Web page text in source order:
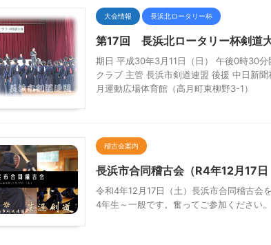
大会情報 長浜北ロータリー杯
第17回 長浜北ロータリー杯剣道
期日 平成30年3月11日（日） 午後0時30
クラブ 主管 長浜市剣道連盟 後援 中日新
月運動広場体育館（高月町東柳野3-1
稽古会案内
長浜市合同稽古会（R4年12月17日
令和4年12月17日（土）長浜市合同稽古会
4年生～一般です。奮ってご参加ください。